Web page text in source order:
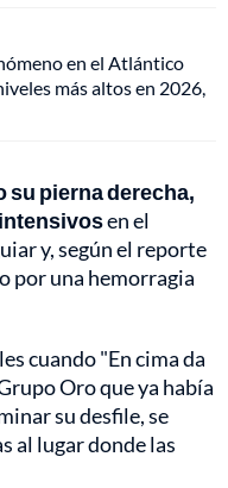
en el Atlántico
más altos en 2026,
su pierna derecha,
en el
y, según el reporte
por una hemorragia
cuando "En cima da
Oro que ya había
su desfile, se
al lugar donde las